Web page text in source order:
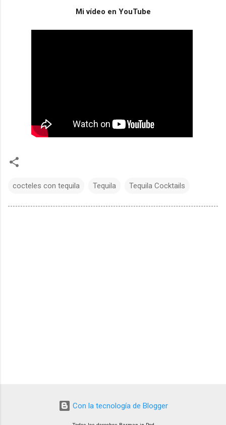
Mi vídeo en YouTube
cocteles con tequila Tequila Tequila Cocktails
Con la tecnología de Blogger